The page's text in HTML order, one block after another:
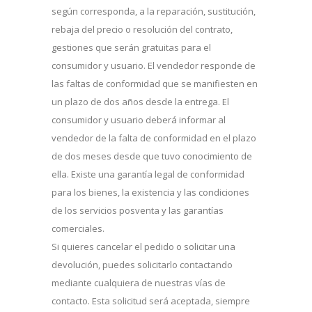
según corresponda, a la reparación, sustitución,
rebaja del precio o resolución del contrato,
gestiones que serán gratuitas para el
consumidor y usuario. El vendedor responde de
las faltas de conformidad que se manifiesten en
un plazo de dos años desde la entrega. El
consumidor y usuario deberá informar al
vendedor de la falta de conformidad en el plazo
de dos meses desde que tuvo conocimiento de
ella. Existe una garantía legal de conformidad
para los bienes, la existencia y las condiciones
de los servicios posventa y las garantías
comerciales.
Si quieres cancelar el pedido o solicitar una
devolución, puedes solicitarlo contactando
mediante cualquiera de nuestras vías de
contacto. Esta solicitud será aceptada, siempre